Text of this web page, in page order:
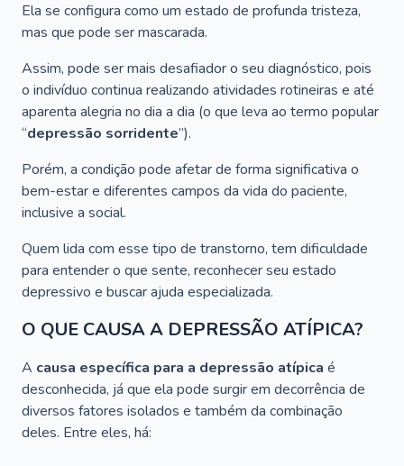
Ela se configura como um estado de profunda tristeza,
mas que pode ser mascarada.
Assim, pode ser mais desafiador o seu diagnóstico, pois
o indivíduo continua realizando atividades rotineiras e até
aparenta alegria no dia a dia (o que leva ao termo popular
“depressão sorridente”).
Porém, a condição pode afetar de forma significativa o
bem-estar e diferentes campos da vida do paciente,
inclusive a social.
Quem lida com esse tipo de transtorno, tem dificuldade
para entender o que sente, reconhecer seu estado
depressivo e buscar ajuda especializada.
O QUE CAUSA A DEPRESSÃO ATÍPICA?
A causa específica para a depressão atípica é
desconhecida, já que ela pode surgir em decorrência de
diversos fatores isolados e também da combinação
deles. Entre eles, há: